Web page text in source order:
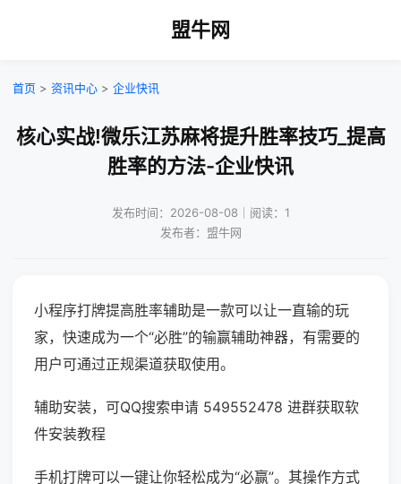
盟牛网
首页 > 资讯中心 > 企业快讯
核心实战!微乐江苏麻将提升胜率技巧_提高
胜率的方法-企业快讯
发布时间：2026-08-08｜阅读：1
发布者：盟牛网
小程序打牌提高胜率辅助是一款可以让一直输的玩
家，快速成为一个“必胜”的输赢辅助神器，有需要的
用户可通过正规渠道获取使用。
辅助安装，可QQ搜索申请 549552478 进群获取软
件安装教程
手机打牌可以一键让你轻松成为“必赢”。其操作方式